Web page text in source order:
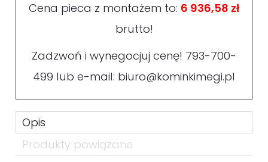
Cena pieca z montażem to: 6 936,58 zł
brutto!
Zadzwoń i wynegocjuj cenę! 793-700-
499 lub e-mail: biuro@kominkimegi.pl
Opis
Produkty powiązane